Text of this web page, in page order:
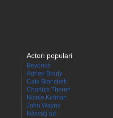
Actori populari
Beyoncé
Adrien Brody
Cate Blanchett
Charlize Theron
Nicole Kidman
John Wayne
Născuţi azi